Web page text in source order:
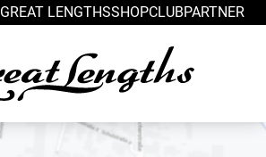
GREAT LENGTHSSHOPCLUBPARTNER